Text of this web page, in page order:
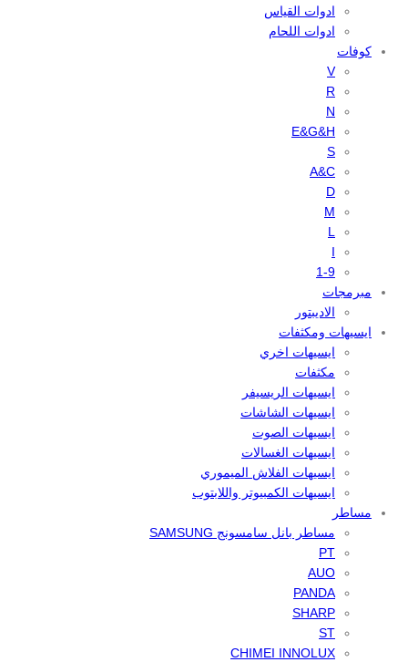
ادوات القياس
ادوات اللحام
كوفات
V
R
N
E&G&H
S
A&C
D
M
L
I
1-9
مبرمجات
الاديبتور
ايسيهات ومكثفات
ايسيهات اخري
مكثفات
ايسيهات الريسيفر
ايسيهات الشاشات
ايسيهات الصوت
ايسيهات الغسالات
ايسيهات الفلاش الميموري
ايسيهات الكمبيوتر واللابتوب
مساطر
مساطر بانل سامسونج SAMSUNG
PT
AUO
PANDA
SHARP
ST
CHIMEI INNOLUX